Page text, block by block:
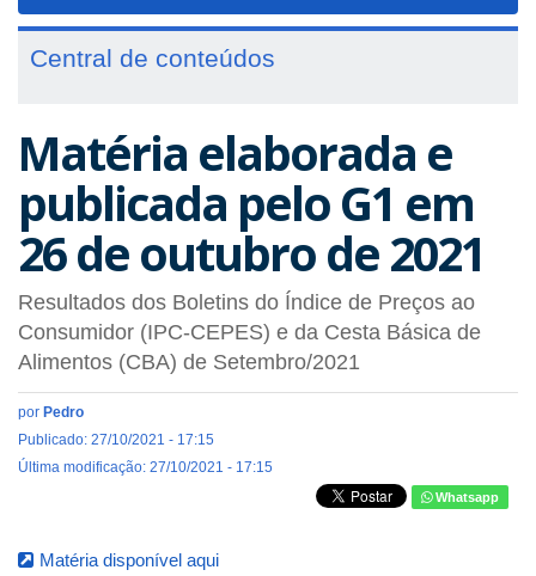
Central de conteúdos
Matéria elaborada e
publicada pelo G1 em
26 de outubro de 2021
Resultados dos Boletins do Índice de Preços ao
Consumidor (IPC-CEPES) e da Cesta Básica de
Alimentos (CBA) de Setembro/2021
por Pedro
Publicado: 27/10/2021 - 17:15
Última modificação: 27/10/2021 - 17:15
Whatsapp
Matéria disponível aqui